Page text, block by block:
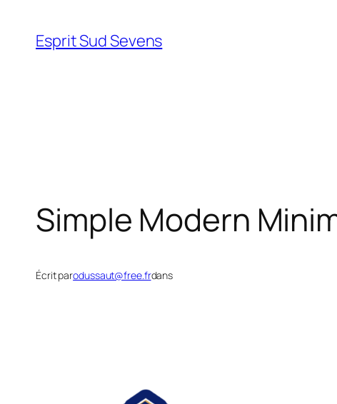
Esprit Sud Sevens
Simple Modern
Écrit parodussaut@free.frdans